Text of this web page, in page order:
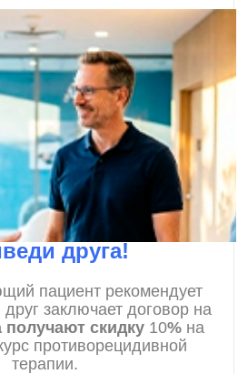
друга!
пациент рекомендует
друг заключает договор на
получают скидку 10% на
противорецидивной
терапии.